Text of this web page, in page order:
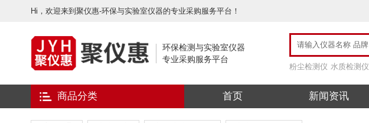
Hi，欢迎来到聚仪惠-环保与实验室仪器的专业采购服务平台！
环保检测与实验室仪器
专业采购服务平台
粉尘检测仪 水质检测仪
商品分类 首页 新闻资讯